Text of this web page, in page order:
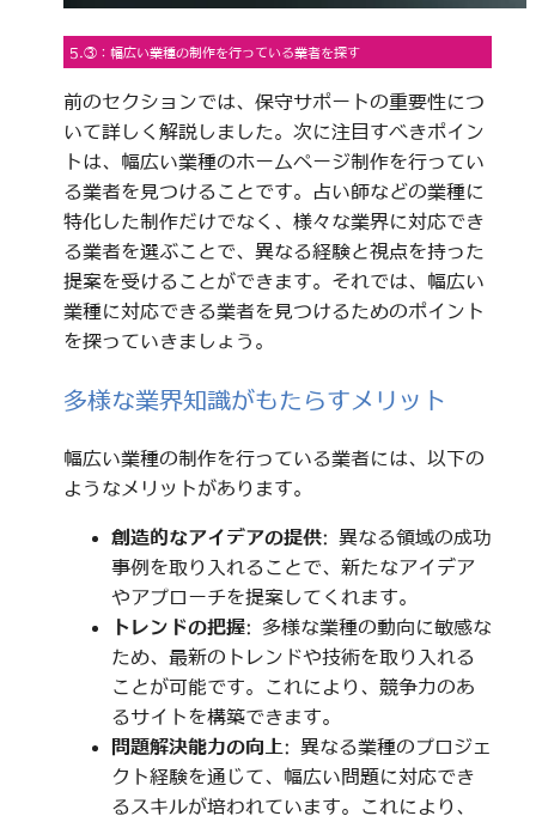
5.③：幅広い業種の制作を行っている業者を探す
前のセクションでは、保守サポートの重要性につ
いて詳しく解説しました。次に注目すべきポイン
トは、幅広い業種のホームページ制作を行ってい
る業者を見つけることです。占い師などの業種に
特化した制作だけでなく、様々な業界に対応でき
る業者を選ぶことで、異なる経験と視点を持った
提案を受けることができます。それでは、幅広い
業種に対応できる業者を見つけるためのポイント
を探っていきましょう。
多様な業界知識がもたらすメリット
幅広い業種の制作を行っている業者には、以下の
ようなメリットがあります。
創造的なアイデアの提供: 異なる領域の成功
事例を取り入れることで、新たなアイデア
やアプローチを提案してくれます。
トレンドの把握: 多様な業種の動向に敏感な
ため、最新のトレンドや技術を取り入れる
ことが可能です。これにより、競争力のあ
るサイトを構築できます。
問題解決能力の向上: 異なる業種のプロジェ
クト経験を通じて、幅広い問題に対応でき
るスキルが培われています。これにより、